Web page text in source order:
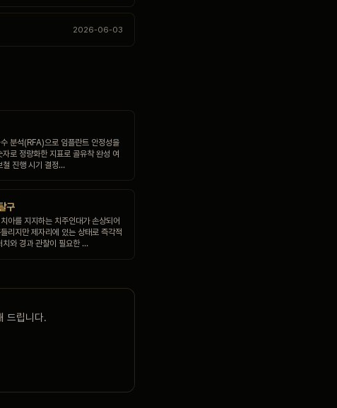
2026-06-03
분석(RFA)으로 임플란트 안정성을
로 정량화한 지표로 골유착 완성 여
철 진행 시기 결정…
구
아를 지지하는 치주인대가 손상되어
리지만 제자리에 있는 상태로 즉각적
치와 경과 관찰이 필요한 …
드립니다.